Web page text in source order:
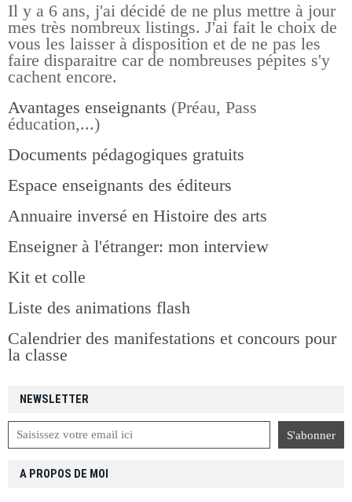
NEWSLETTER
Il y a 6 ans, j'ai décidé de ne plus mettre à jour
mes très nombreux listings. J'ai fait le choix de
vous les laisser à disposition et de ne pas les
faire disparaitre car de nombreuses pépites s'y
cachent encore.
Avantages enseignants (Préau, Pass
éducation,...)
Documents pédagogiques gratuits
Espace enseignants des éditeurs
Annuaire inversé en Histoire des arts
Enseigner à l'étranger: mon interview
Kit et colle
Liste des animations flash
Calendrier des manifestations et concours pour
la classe
A PROPOS DE MOI